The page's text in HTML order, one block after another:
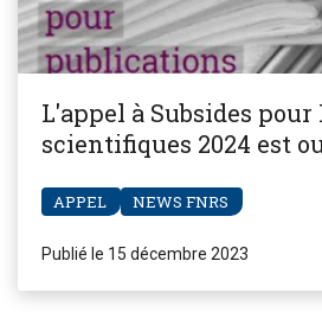
L'appel à Subsides
scientifiques 2024 est
APPEL NEWS FNRS
Publié le 15 décembre 2023